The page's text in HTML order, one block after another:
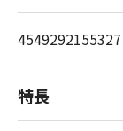
4549292155327
特長